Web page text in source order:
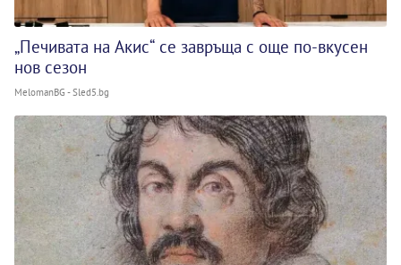
„Печивата на Акис“ се завръща с още по-вкусен
нов сезон
MelomanBG - Sled5.bg